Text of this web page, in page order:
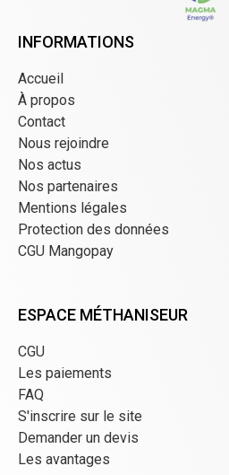
INFORMATIONS
Accueil
À propos
Contact
Nous rejoindre
Nos actus
Nos partenaires
Mentions légales
Protection des données
CGU Mangopay
ESPACE MÉTHANISEUR
CGU
Les paiements
FAQ
S'inscrire sur le site
Demander un devis
Les avantages